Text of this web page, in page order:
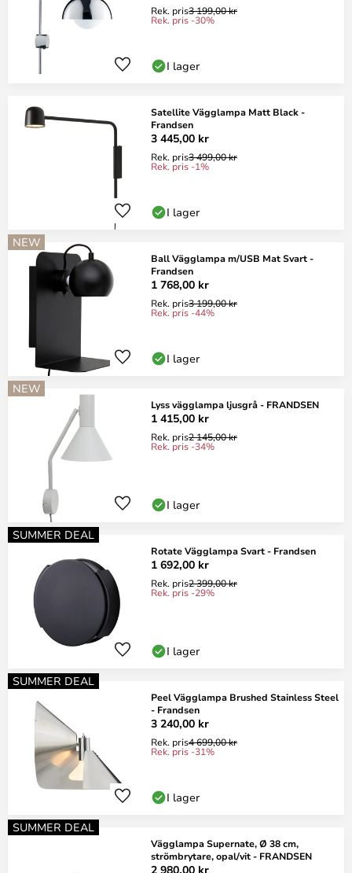
Rek. pris3 199,00 kr
Rek. pris -30%
I lager
Satellite Vägglampa Matt Black -
Frandsen
3 445,00 kr
Rek. pris3 499,00 kr
Rek. pris -1%
I lager
NEW
Ball Vägglampa m/USB Mat Svart -
Frandsen
1 768,00 kr
Rek. pris3 199,00 kr
Rek. pris -44%
I lager
NEW
Lyss vägglampa ljusgrå - FRANDSEN
1 415,00 kr
Rek. pris2 145,00 kr
Rek. pris -34%
I lager
SUMMER DEAL
Rotate Vägglampa Svart - Frandsen
1 692,00 kr
Rek. pris2 399,00 kr
Rek. pris -29%
I lager
SUMMER DEAL
Peel Vägglampa Brushed Stainless Steel
- Frandsen
3 240,00 kr
Rek. pris4 699,00 kr
Rek. pris -31%
I lager
SUMMER DEAL
Vägglampa Supernate, Ø 38 cm,
strömbrytare, opal/vit - FRANDSEN
2 980,00 kr